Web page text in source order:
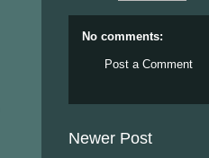
No comments:
Post a Comment
Newer Post